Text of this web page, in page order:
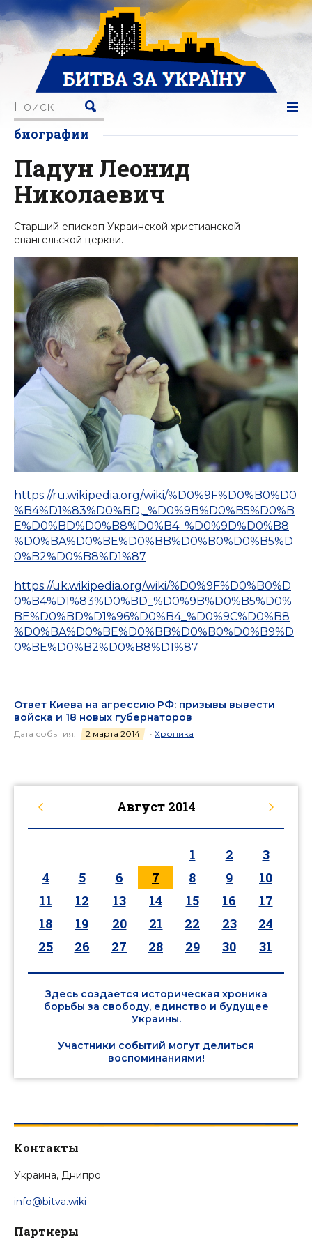
биографии
Падун Леонид
Николаевич
Старший епископ Украинской христианской
евангельской церкви.
https://ru.wikipedia.org/wiki/%D0%9F%D0%B0%D0
%B4%D1%83%D0%BD,_%D0%9B%D0%B5%D0%B
E%D0%BD%D0%B8%D0%B4_%D0%9D%D0%B8
%D0%BA%D0%BE%D0%BB%D0%B0%D0%B5%D
0%B2%D0%B8%D1%87
https://uk.wikipedia.org/wiki/%D0%9F%D0%B0%D
0%B4%D1%83%D0%BD_%D0%9B%D0%B5%D0%
BE%D0%BD%D1%96%D0%B4_%D0%9C%D0%B8
%D0%BA%D0%BE%D0%BB%D0%B0%D0%B9%D
0%BE%D0%B2%D0%B8%D1%87
Ответ Киева на агрессию РФ: призывы вывести
войска и 18 новых губернаторов
Дата события: 2 марта 2014 • Хроника
Август 2014
1 2
3
4
5 6 7 8 9
10
11
12 13 14 15 16
17
18
19 20 21 22 23
24
25
26 27 28 29 30 31
Здесь создается историческая хроника
борьбы за свободу, единство и будущее
Украины.
Участники событий могут делиться
воспоминаниями!
Контакты
Украина, Днипро
info@bitva.wiki
Партнеры